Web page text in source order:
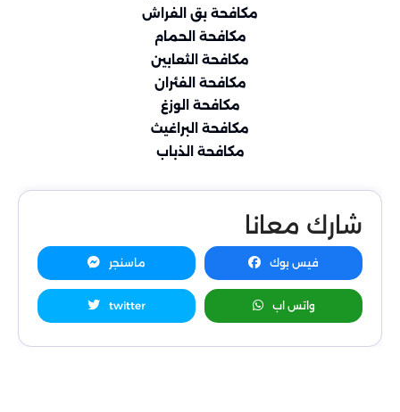
مكافحة بق الفراش
مكافحة الحمام
مكافحة الثعابين
مكافحة الفئران
مكافحة الوزغ
مكافحة البراغيث
مكافحة الذباب
شارك معانا
فيس بوك ماسنجر
واتس اب twitter